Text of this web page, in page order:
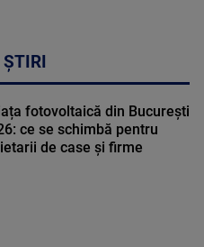
fotovoltaică din București
ce se schimbă pentru
de case și firme